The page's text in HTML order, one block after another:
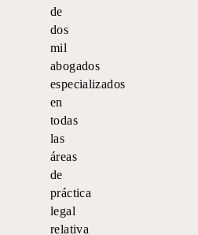
de
dos
mil
abogados
especializados
en
todas
las
áreas
de
práctica
legal
relativa